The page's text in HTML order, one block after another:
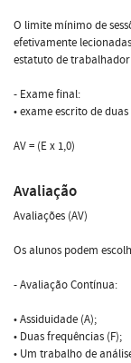
O limite mínimo de
efetivamente
estatuto de
- Exame final:
• exame escrito de
AV = (E x 1,0)
Avaliação
Avaliações (AV)
Os alunos podem
- Avaliação Contínua:
• Assiduidade (A);
• Duas frequências (F);
• Um trabalho de